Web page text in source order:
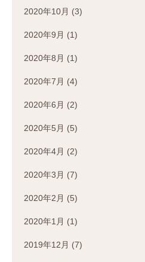
2020年10月 (3)
2020年9月 (1)
2020年8月 (1)
2020年7月 (4)
2020年6月 (2)
2020年5月 (5)
2020年4月 (2)
2020年3月 (7)
2020年2月 (5)
2020年1月 (1)
2019年12月 (7)